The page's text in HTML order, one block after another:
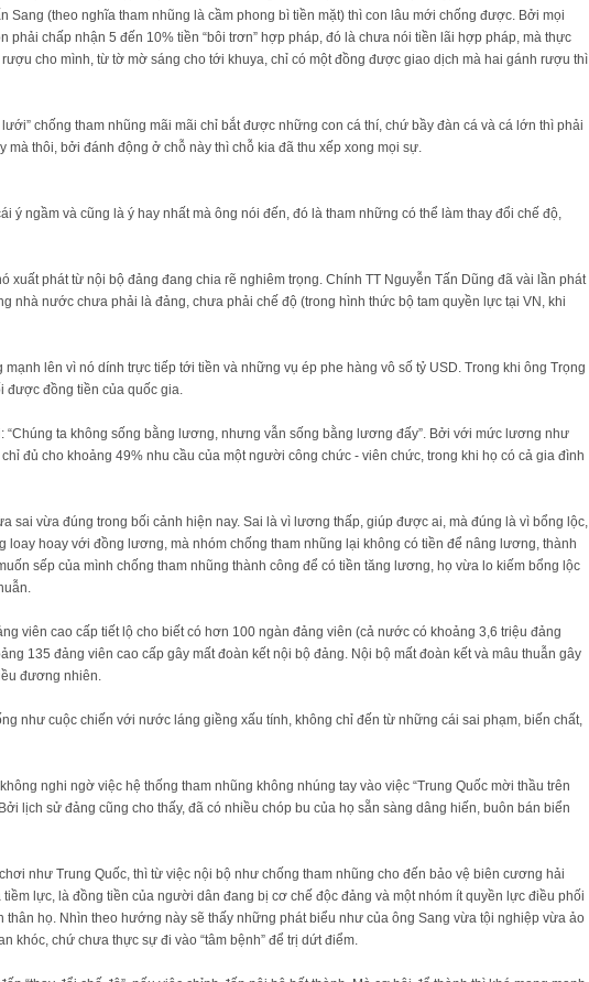
Sang (theo nghĩa tham nhũng là cầm phong bì tiền mặt) thì con lâu mới chống được. Bởi mọi
phải chấp nhận 5 đến 10% tiền “bôi trơn” hợp pháp, đó là chưa nói tiền lãi hợp pháp, mà thực
cho mình, từ tờ mờ sáng cho tới khuya, chỉ có một đồng được giao dịch mà hai gánh rượu thì
chống tham nhũng mãi mãi chỉ bắt được những con cá thí, chứ bầy đàn cá và cá lớn thì phải
thôi, bởi đánh động ở chỗ này thì chỗ kia đã thu xếp xong mọi sự.
ý ngầm và cũng là ý hay nhất mà ông nói đến, đó là tham những có thể làm thay đổi chế độ,
xuất phát từ nội bộ đảng đang chia rẽ nghiêm trọng. Chính TT Nguyễn Tấn Dũng đã vài lần phát
nhà nước chưa phải là đảng, chưa phải chế độ (trong hình thức bộ tam quyền lực tại VN, khi
lên vì nó dính trực tiếp tới tiền và những vụ ép phe hàng vô số tỷ USD. Trong khi ông Trọng
được đồng tiền của quốc gia.
“Chúng ta không sống bằng lương, nhưng vẫn sống bằng lương đấy”. Bởi với mức lương như
đủ cho khoảng 49% nhu cầu của một người công chức - viên chức, trong khi họ có cả gia đình
sai vừa đúng trong bối cảnh hiện nay. Sai là vì lương thấp, giúp được ai, mà đúng là vì bổng lộc,
loay hoay với đồng lương, mà nhóm chống tham nhũng lại không có tiền để nâng lương, thành
sếp của mình chống tham nhũng thành công để có tiền tăng lương, họ vừa lo kiếm bổng lộc
viên cao cấp tiết lộ cho biết có hơn 100 ngàn đảng viên (cả nước có khoảng 3,6 triệu đảng
135 đảng viên cao cấp gây mất đoàn kết nội bộ đảng. Nội bộ mất đoàn kết và mâu thuẫn gây
đương nhiên.
như cuộc chiến với nước láng giềng xấu tính, không chỉ đến từ những cái sai phạm, biến chất,
nghi ngờ việc hệ thống tham nhũng không nhúng tay vào việc “Trung Quốc mời thầu trên
lịch sử đảng cũng cho thấy, đã có nhiều chóp bu của họ sẵn sàng dâng hiến, buôn bán biển
như Trung Quốc, thì từ việc nội bộ như chống tham nhũng cho đến bảo vệ biên cương hải
lực, là đồng tiền của người dân đang bị cơ chế độc đảng và một nhóm ít quyền lực điều phối
họ. Nhìn theo hướng này sẽ thấy những phát biểu như của ông Sang vừa tội nghiệp vừa ảo
khóc, chứ chưa thực sự đi vào “tâm bệnh” để trị dứt điểm.